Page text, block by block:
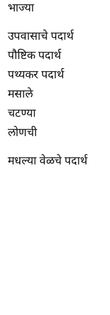
भाज्या
उपवासाचे पदार्थ
पौष्टिक पदार्थ
पथ्यकर पदार्थ
मसाले
चटण्या
लोणची
मधल्या वेळचे पदार्थ